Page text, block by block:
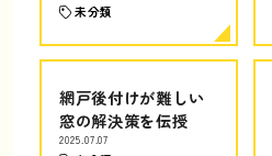
未分類
網戸後付けが難しい
窓の解決策を伝授
2025.07.07